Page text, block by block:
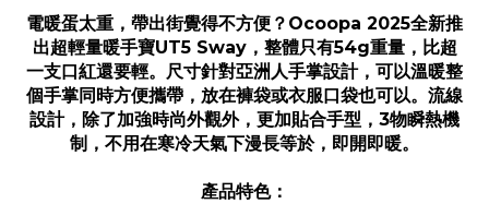
電暖蛋太重，帶出街覺得不方便？Ocoopa 2025全新推
出超輕量暖手寶UT5 Sway，整體只有54g重量，比超
一支口紅還要輕。尺寸針對亞洲人手掌設計，可以溫暖整
個手掌同時方便攜帶，放在褲袋或衣服口袋也可以。流線
設計，除了加強時尚外觀外，更加貼合手型，3物瞬熱機
制，不用在寒冷天氣下漫長等於，即開即暖。
產品特色：